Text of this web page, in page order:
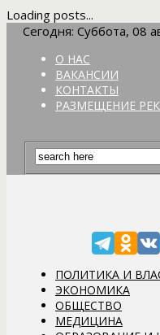
Loading posts...
Сегодня: Суббота, 08
О НАС
ВАКАНСИИ
КОНТАКТЫ
РАЗМЕЩЕНИЕ
ПОЛИТИКА И
ЭКОНОМИКА
ОБЩЕСТВО
МЕДИЦИНА